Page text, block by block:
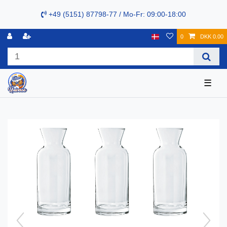
+49 (5151) 87798-77 / Mo-Fr: 09:00-18:00
0 DKK 0.00
☰